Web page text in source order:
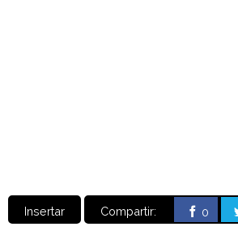
Insertar Compartir: 0